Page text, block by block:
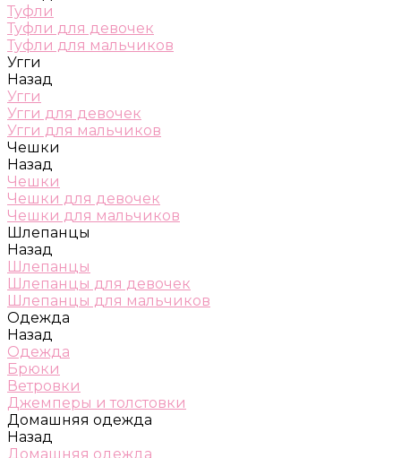
Туфли
Туфли для девочек
Туфли для мальчиков
Угги
Назад
Угги
Угги для девочек
Угги для мальчиков
Чешки
Назад
Чешки
Чешки для девочек
Чешки для мальчиков
Шлепанцы
Назад
Шлепанцы
Шлепанцы для девочек
Шлепанцы для мальчиков
Одежда
Назад
Одежда
Брюки
Ветровки
Джемперы и толстовки
Домашняя одежда
Назад
Домашняя одежда